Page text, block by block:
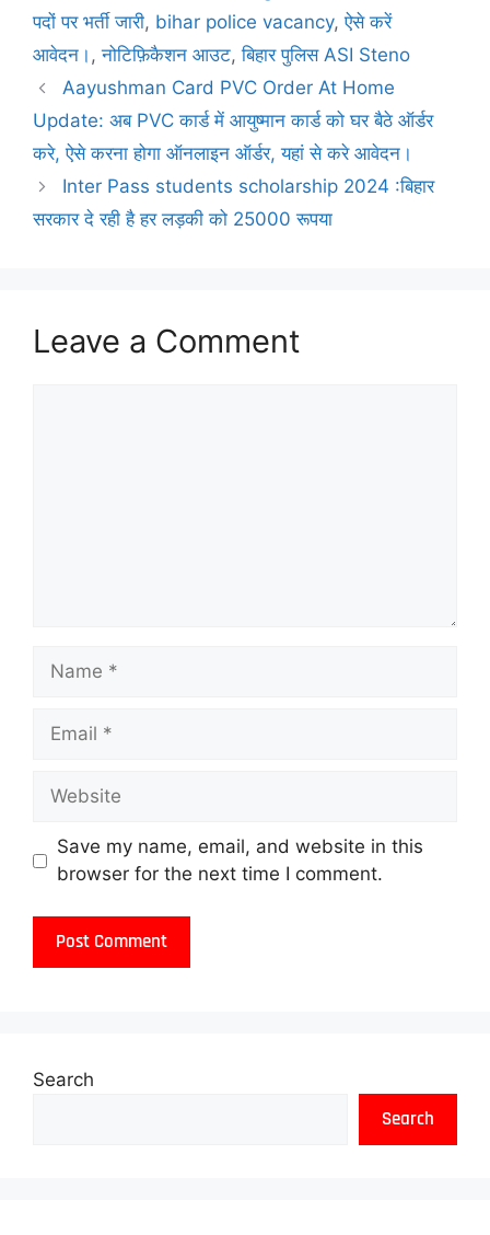
पदों पर भर्ती जारी, bihar police vacancy,ऐसे करें
आवेदन। ,नोटिफ़िकैशन आउट,बिहार पुलिस ASI Steno
Aayushman Card PVC Order At Home
Update: अब PVC कार्ड में आयुष्मान कार्ड को घर बैठे ऑर्डर
करे, ऐसे करना होगा ऑनलाइन ऑर्डर, यहां से करे आवेदन।
Inter Pass students scholarship 2024 :बिहार
सरकार दे रही है हर लड़की को 25000 रूपया
Leave a Comment
Save my name, email, and website in this
browser for the next time I comment.
Search
Search